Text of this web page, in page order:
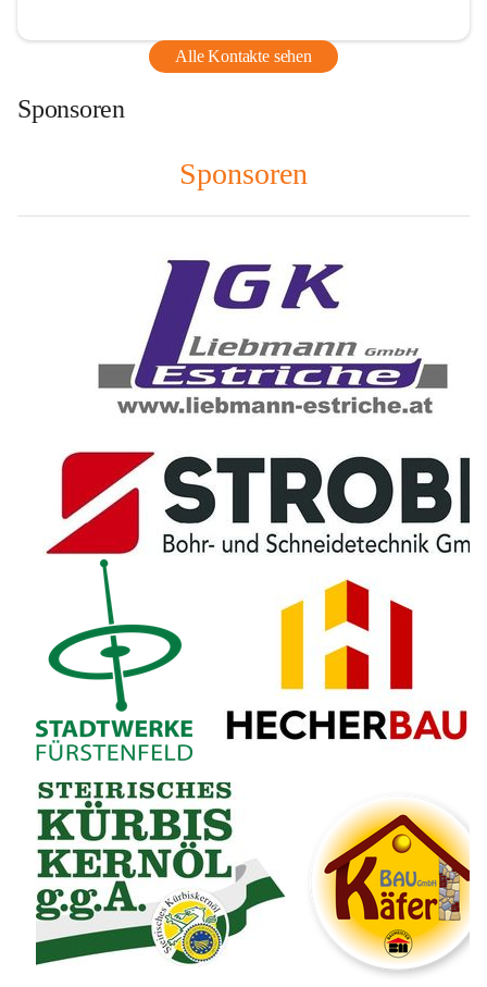
Alle Kontakte sehen
Sponsoren
Sponsoren